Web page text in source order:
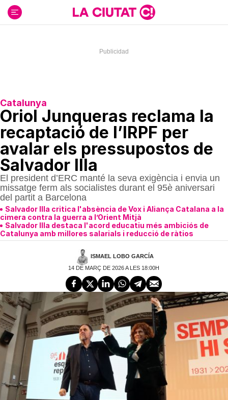
contenido
Catalunya
Oriol Junqueras reclama la
recaptació de l’IRPF per
avalar els pressupostos de
Salvador Illa
El president d’ERC manté la seva exigència i envia un
missatge ferm als socialistes durant el 95è aniversari
del partit a Barcelona
Salvador Illa critica l'absència de Vox i Aliança Catalana a la
cimera contra la guerra a l’Orient Mitjà
Salvador Illa destaca l'acord educatiu més ambiciós de
Catalunya amb millores salarials i reducció de ràtios
ISMAEL LOBO GARCÍA
14 DE MARÇ DE 2026 A LES 18:00H